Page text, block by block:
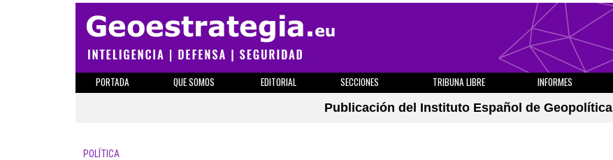
PORTADA QUE SOMOS EDITORIAL SECCIONES TRIBUNA LIBRE INFORMES
Publicación del Instituto Español de Geopolítica
POLÍTICA